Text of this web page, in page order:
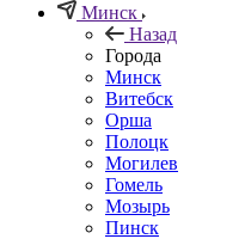
Минск
Назад
Города
Минск
Витебск
Орша
Полоцк
Могилев
Гомель
Мозырь
Пинск